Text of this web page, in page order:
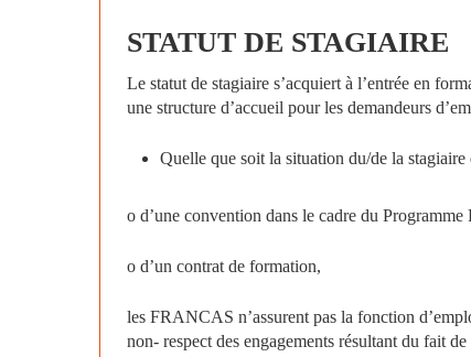
STATUT DE STAGIAIRE
Le statut de stagiaire s’acquiert à l’entrée en
une structure d’accueil pour les demandeurs
Quelle que soit la situation du/de la stagiaire
o d’une convention dans le cadre du
o d’un contrat de formation,
les FRANCAS n’assurent pas la fonction
non- respect des engagements résultant du fait